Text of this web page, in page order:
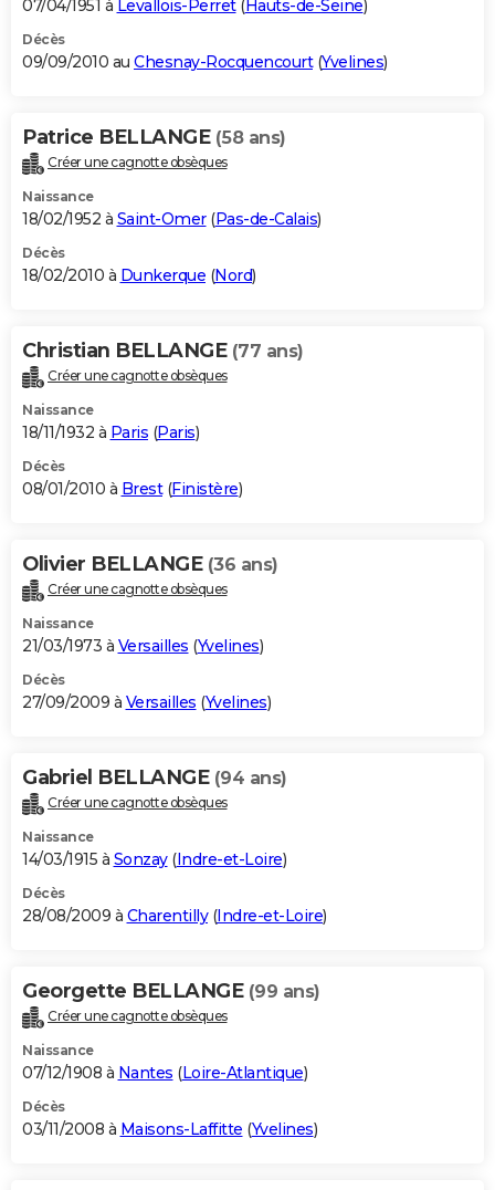
07/04/1951 à Levallois-Perret( Hauts-de-Seine)
Décès
09/09/2010 au Chesnay-Rocquencourt(Yvelines)
Patrice BELLANGE (58 ans)
Créer une cagnotte obsèques
Naissance
18/02/1952 à Saint-Omer(Pas-de-Calais)
Décès
18/02/2010 à Dunkerque (Nord)
Christian BELLANGE (77 ans)
Créer une cagnotte obsèques
Naissance
18/11/1932 à Paris (Paris)
Décès
08/01/2010 à Brest(Finistère)
Olivier BELLANGE (36 ans)
Créer une cagnotte obsèques
Naissance
21/03/1973 à Versailles (Yvelines)
Décès
27/09/2009 à Versailles (Yvelines)
Gabriel BELLANGE (94 ans)
Créer une cagnotte obsèques
Naissance
14/03/1915 à Sonzay(Indre-et-Loire)
Décès
28/08/2009 à Charentilly(Indre-et-Loire)
Georgette BELLANGE (99 ans)
Créer une cagnotte obsèques
Naissance
07/12/1908 à Nantes (Loire-Atlantique)
Décès
03/11/2008 à Maisons-Laffitte (Yvelines)